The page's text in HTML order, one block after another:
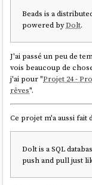
Both tools solve the same
output. snip's bet is that
minutes without touching
Voici à quoi
ai/rtk/blob/master/
Et voici l'équivalent
claude/snip/blob/
Beads is a
powered byDolt.
J'ai passé un peu de
vois beaucoup de
j'ai pour "Projet 24 -
rêves".
Ce projet m'a aussi
Dolt is a SQL
push and pull just